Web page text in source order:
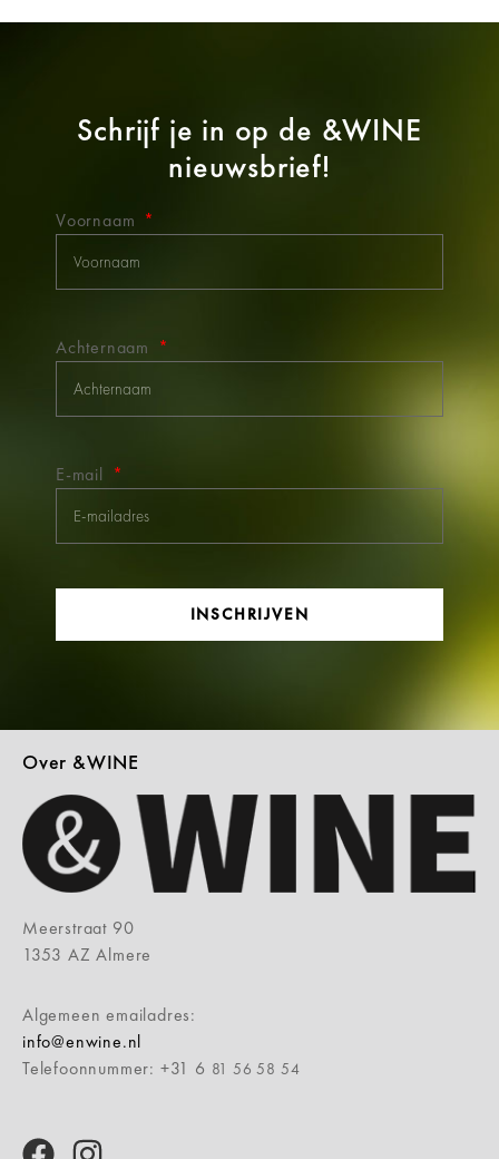
Schrijf je in op de &WINE
nieuwsbrief!
Voornaam
Achternaam
E-mail
INSCHRIJVEN
Over &WINE
Meerstraat 90
1353 AZ Almere
Algemeen emailadres:
info@enwine.nl
Telefoonnummer: +31 6 81 56 58 54